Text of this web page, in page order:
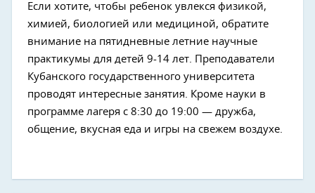
Если хотите, чтобы ребенок увлекся физикой,
химией, биологией или медициной, обратите
внимание на пятидневные летние научные
практикумы для детей 9-14 лет. Преподаватели
Кубанского государственного университета
проводят интересные занятия. Кроме науки в
программе лагеря с 8:30 до 19:00 — дружба,
общение, вкусная еда и игры на свежем воздухе.